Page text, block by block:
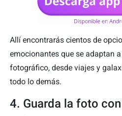
Allí encontrarás cientos de
emocionantes que se adaptan
fotográfico, desde viajes y
todo lo demás.
4. Guarda la foto